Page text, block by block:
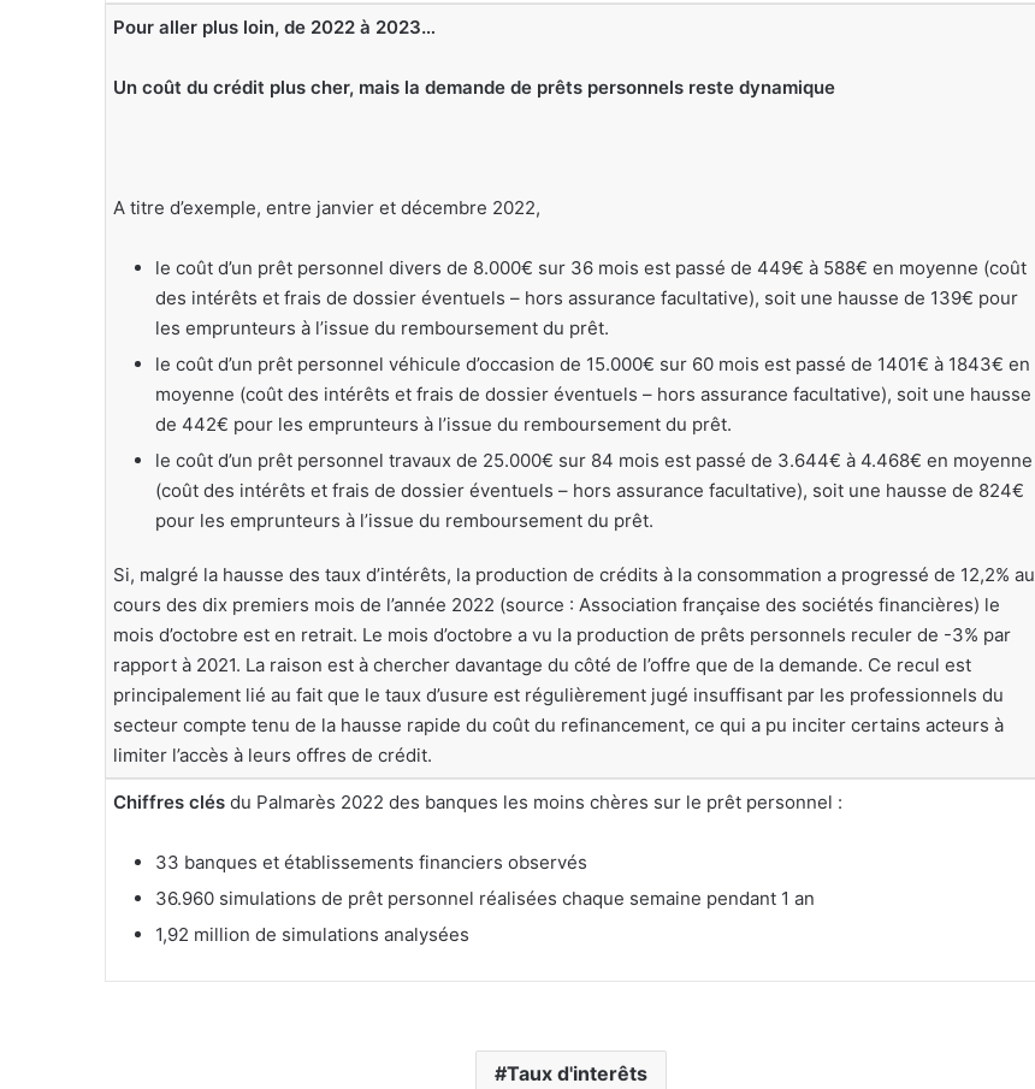
Pour aller plus loin, de 2022 à 2023…
Un coût du crédit plus cher, mais la demande de prêts personnels reste dynamique
A titre d’exemple, entre janvier et décembre 2022,
le coût d’un prêt personnel divers de 8.000€ sur 36 mois est passé de 449€ à 588€ en moyenne (coût
des intérêts et frais de dossier éventuels – hors assurance facultative), soit une hausse de 139€ pour
les emprunteurs à l’issue du remboursement du prêt.
le coût d’un prêt personnel véhicule d’occasion de 15.000€ sur 60 mois est passé de 1401€ à 1843€ en
moyenne (coût des intérêts et frais de dossier éventuels – hors assurance facultative), soit une hausse
de 442€ pour les emprunteurs à l’issue du remboursement du prêt.
le coût d’un prêt personnel travaux de 25.000€ sur 84 mois est passé de 3.644€ à 4.468€ en moyenne
(coût des intérêts et frais de dossier éventuels – hors assurance facultative), soit une hausse de 824€
pour les emprunteurs à l’issue du remboursement du prêt.
Si, malgré la hausse des taux d’intérêts, la production de crédits à la consommation a progressé de 12,2% au
cours des dix premiers mois de l’année 2022 (source : Association française des sociétés financières) le
mois d’octobre est en retrait. Le mois d’octobre a vu la production de prêts personnels reculer de -3% par
rapport à 2021. La raison est à chercher davantage du côté de l’offre que de la demande. Ce recul est
principalement lié au fait que le taux d’usure est régulièrement jugé insuffisant par les professionnels du
secteur compte tenu de la hausse rapide du coût du refinancement, ce qui a pu inciter certains acteurs à
limiter l’accès à leurs offres de crédit.
Chiffres clés du Palmarès 2022 des banques les moins chères sur le prêt personnel :
33 banques et établissements financiers observés
36.960 simulations de prêt personnel réalisées chaque semaine pendant 1 an
1,92 million de simulations analysées
Taux d'interêts